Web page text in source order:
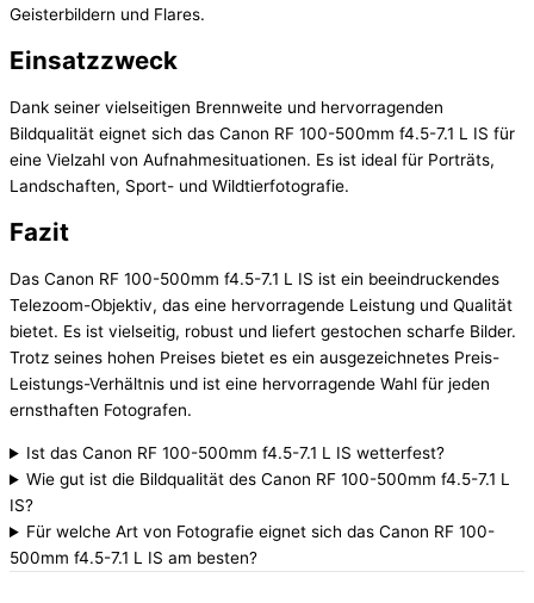
Geisterbildern und Flares.
Einsatzzweck
Dank seiner vielseitigen Brennweite und hervorragenden
Bildqualität eignet sich das Canon RF 100-500mm f4.5-7.1 L IS für
eine Vielzahl von Aufnahmesituationen. Es ist ideal für Porträts,
Landschaften, Sport- und Wildtierfotografie.
Fazit
Das Canon RF 100-500mm f4.5-7.1 L IS ist ein beeindruckendes
Telezoom-Objektiv, das eine hervorragende Leistung und Qualität
bietet. Es ist vielseitig, robust und liefert gestochen scharfe Bilder.
Trotz seines hohen Preises bietet es ein ausgezeichnetes Preis-
Leistungs-Verhältnis und ist eine hervorragende Wahl für jeden
ernsthaften Fotografen.
Ist das Canon RF 100-500mm f4.5-7.1 L IS wetterfest?
Wie gut ist die Bildqualität des Canon RF 100-500mm f4.5-7.1 L
IS?
Für welche Art von Fotografie eignet sich das Canon RF 100-
500mm f4.5-7.1 L IS am besten?